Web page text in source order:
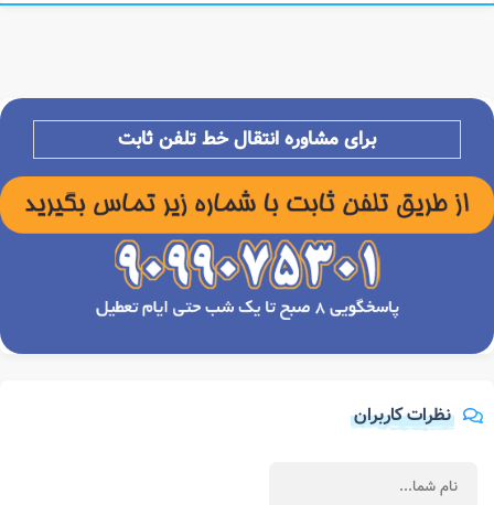
برای مشاوره انتقال خط تلفن ثابت
نظرات کاربران